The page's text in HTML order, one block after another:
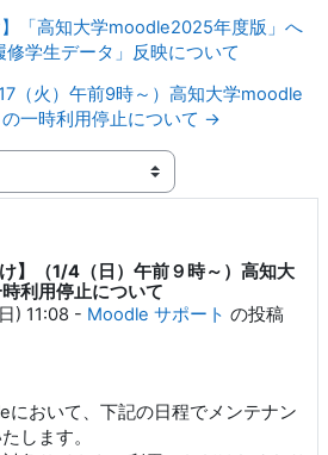
「高知大学moodle2025年度版」へ
修学生データ」反映について
（火）午前9時～）高知大学moodle
一時利用停止について →
】（1/4（日）午前９時～）高知大
利用停止について
) 11:08 - Moodle サポート の投稿
において、下記の日程でメンテナン
します。